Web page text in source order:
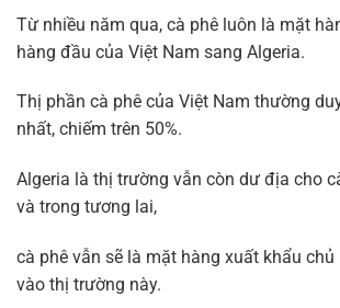
Từ nhiều năm qua, cà phê luôn là mặt
hàng đầu của Việt Nam sang Algeria.
Thị phần cà phê của Việt Nam thường
nhất, chiếm trên 50%.
Algeria là thị trường vẫn còn dư địa cho
và trong tương lai,
cà phê vẫn sẽ là mặt hàng xuất khẩu
vào thị trường này.